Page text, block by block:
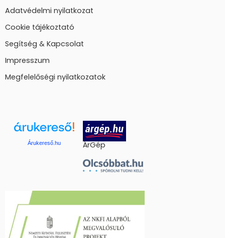
Adatvédelmi nyilatkozat
Cookie tájékoztató
Segítség & Kapcsolat
Impresszum
Megfelelőségi nyilatkozatok
Árukereső.hu ÁrGép